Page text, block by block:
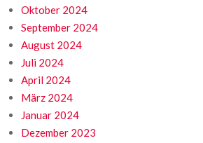
Oktober 2024
September 2024
August 2024
Juli 2024
April 2024
März 2024
Januar 2024
Dezember 2023